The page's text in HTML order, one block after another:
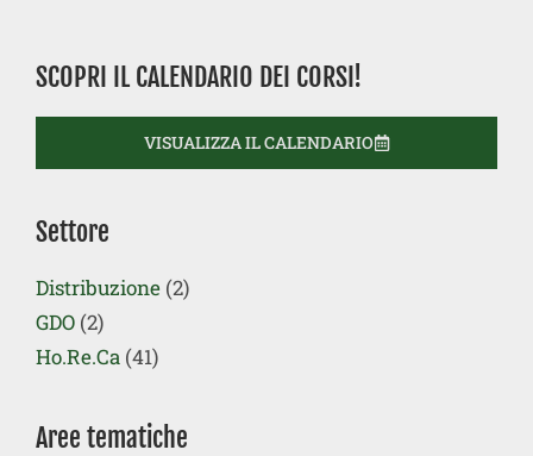
SCOPRI IL CALENDARIO DEI CORSI!
VISUALIZZA IL CALENDARIO
Settore
Distribuzione (2)
GDO (2)
Ho.Re.Ca (41)
Aree tematiche